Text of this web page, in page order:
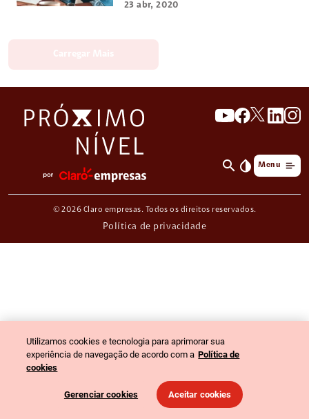
23 abr, 2020
search invert_colors Menu
© 2026 Claro empresas. Todos os direitos reservados.
Política de privacidade
Utilizamos cookies e tecnologia para aprimorar sua
experiência de navegação de acordo com a Política de
cookies
Gerenciar cookies Aceitar cookies